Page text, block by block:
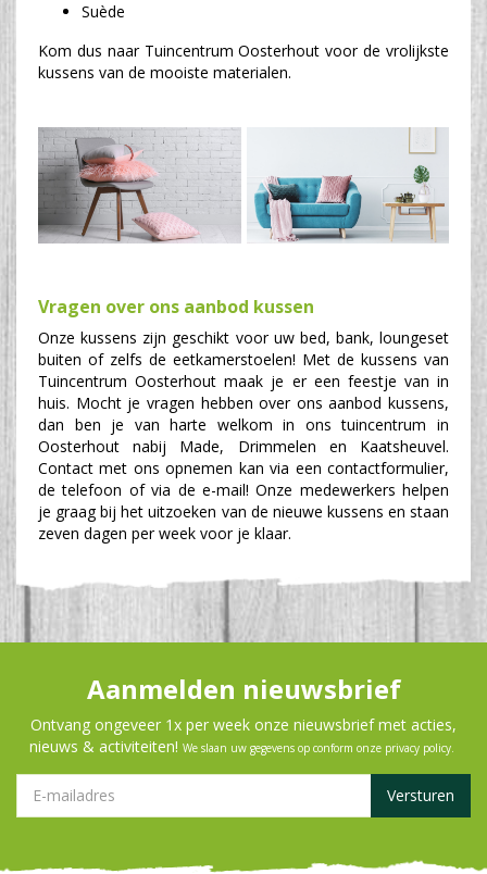
Suède
Kom dus naar Tuincentrum Oosterhout voor de vrolijkste
kussens van de mooiste materialen.
Vragen over ons aanbod kussen
Onze kussens zijn geschikt voor uw bed, bank, loungeset
buiten of zelfs de eetkamerstoelen! Met de kussens van
Tuincentrum Oosterhout maak je er een feestje van in
huis. Mocht je vragen hebben over ons aanbod kussens,
dan ben je van harte welkom in ons tuincentrum in
Oosterhout nabij Made, Drimmelen en Kaatsheuvel.
Contact met ons opnemen kan via een contactformulier,
de telefoon of via de e-mail! Onze medewerkers helpen
je graag bij het uitzoeken van de nieuwe kussens en staan
zeven dagen per week voor je klaar.
Aanmelden nieuwsbrief
Ontvang ongeveer 1x per week onze nieuwsbrief met acties,
nieuws & activiteiten! We slaan uw gegevens op conform onze privacy policy.